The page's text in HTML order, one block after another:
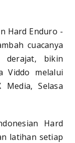
Hard Enduro -
cuacanya
derajat, bikin
Viddo melalui
Media, Selasa
Hard
latihan setiap